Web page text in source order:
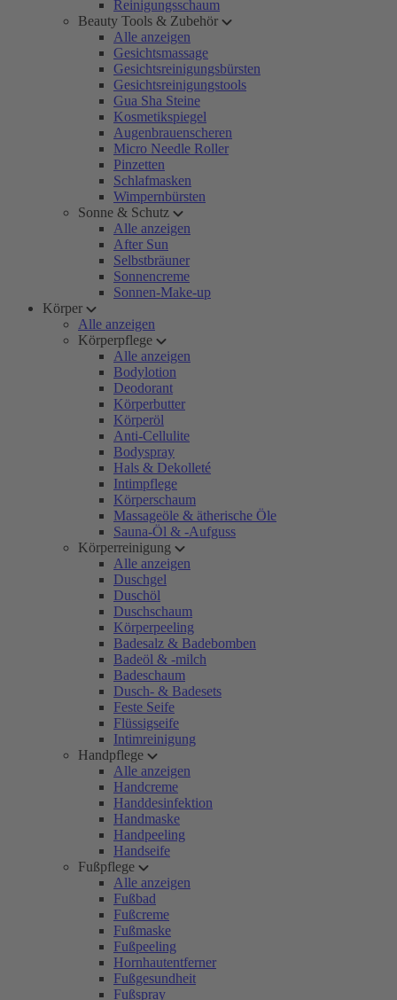
Reinigungsschaum
Beauty Tools & Zubehör
Alle anzeigen
Gesichtsmassage
Gesichtsreinigungsbürsten
Gesichtsreinigungstools
Gua Sha Steine
Kosmetikspiegel
Augenbrauenscheren
Micro Needle Roller
Pinzetten
Schlafmasken
Wimpernbürsten
Sonne & Schutz
Alle anzeigen
After Sun
Selbstbräuner
Sonnencreme
Sonnen-Make-up
Körper
Alle anzeigen
Körperpflege
Alle anzeigen
Bodylotion
Deodorant
Körperbutter
Körperöl
Anti-Cellulite
Bodyspray
Hals & Dekolleté
Intimpflege
Körperschaum
Massageöle & ätherische Öle
Sauna-Öl & -Aufguss
Körperreinigung
Alle anzeigen
Duschgel
Duschöl
Duschschaum
Körperpeeling
Badesalz & Badebomben
Badeöl & -milch
Badeschaum
Dusch- & Badesets
Feste Seife
Flüssigseife
Intimreinigung
Handpflege
Alle anzeigen
Handcreme
Handdesinfektion
Handmaske
Handpeeling
Handseife
Fußpflege
Alle anzeigen
Fußbad
Fußcreme
Fußmaske
Fußpeeling
Hornhautentferner
Fußgesundheit
Fußspray